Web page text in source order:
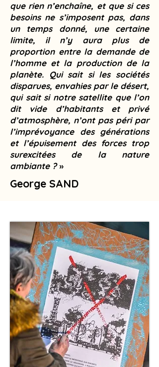
que rien n’enchaîne, et que si ces
besoins ne s’imposent pas, dans
un temps donné, une certaine
limite, il n’y aura plus de
proportion entre la demande de
l’homme et la production de la
planète. Qui sait si les sociétés
disparues, envahies par le désert,
qui sait si notre satellite que l’on
dit vide d’habitants et privé
d’atmosphère, n’ont pas péri par
l’imprévoyance des générations
et l’épuisement des forces trop
surexcitées de la nature
ambiante ?»
George SAND